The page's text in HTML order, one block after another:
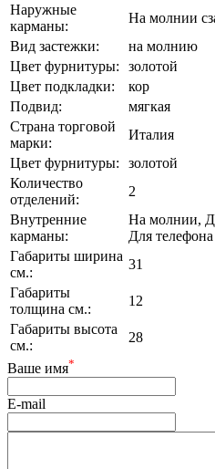
Наружные
карманы:
На молнии
Вид застежки:
на молнию
Цвет фурнитуры:
золотой
Цвет подкладки:
кор
Подвид:
мягкая
Страна торговой
марки:
Италия
Цвет фурнитуры:
золотой
Количество
отделений:
2
Внутренние
карманы:
На молнии,
Для телефона
Габариты ширина
см.:
31
Габариты
толщина см.:
12
Габариты высота
см.:
28
Ваше имя*
E-mail